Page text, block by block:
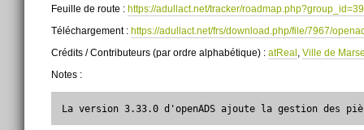
Feuille de route : https://adullact.net/tracker/
Téléchargement : https://adullact.net/frs/download.php/file/7967/
Crédits / Contributeurs (par ordre alphabétique) :atReal ,Ville de
Notes :
La version 3.33.0 d'openADS ajoute la gestion des